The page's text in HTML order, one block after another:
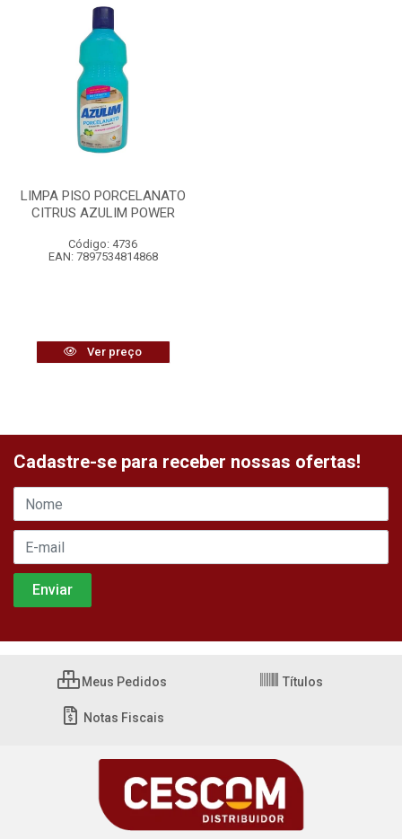
LIMPA PISO PORCELANATO
CITRUS AZULIM POWER
Código: 4736
EAN: 7897534814868
Ver preço
Cadastre-se para receber nossas ofertas!
Meus Pedidos Títulos
Notas Fiscais